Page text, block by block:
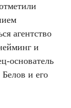
агентство
и
основатель
и его